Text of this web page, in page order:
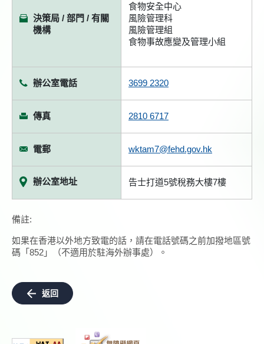
決策局 / 部門 / 有關
機構
食物安全中心
風險管理科
風險管理組
食物事故應變及管理小組
辦公室電話 3699 2320
傳真 2810 6717
電郵 wktam7@fehd.gov.hk
辦公室地址 告士打道5號稅務大樓7樓
備註:
如果在香港以外地方致電的話，請在電話號碼之前加撥地區號
碼「852」（不適用於駐海外辦事處）。
返回